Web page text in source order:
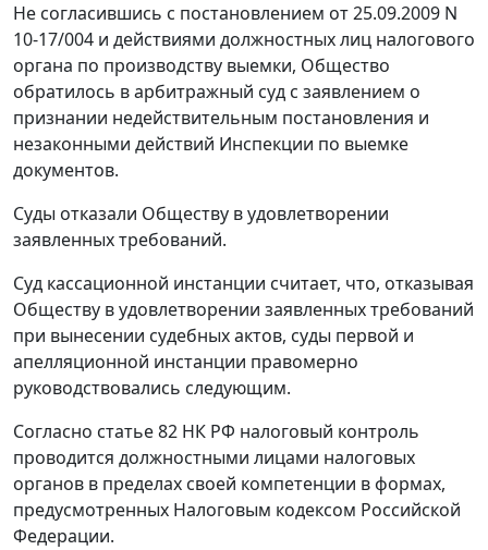
Не согласившись с постановлением от 25.09.2009 N
10-17/004 и действиями должностных лиц налогового
органа по производству выемки, Общество
обратилось в арбитражный суд с заявлением о
признании недействительным постановления и
незаконными действий Инспекции по выемке
документов.
Суды отказали Обществу в удовлетворении
заявленных требований.
Суд кассационной инстанции считает, что, отказывая
Обществу в удовлетворении заявленных требований
при вынесении судебных актов, суды первой и
апелляционной инстанции правомерно
руководствовались следующим.
Согласно статье 82 НК РФ налоговый контроль
проводится должностными лицами налоговых
органов в пределах своей компетенции в формах,
предусмотренных Налоговым кодексом Российской
Федерации.